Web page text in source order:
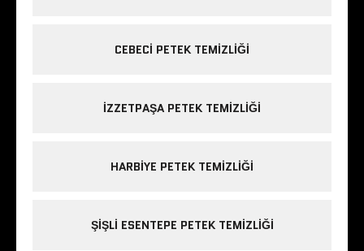
CEBECI PETEK TEMIZLIĞI
IZZETPAŞA PETEK TEMIZLIĞI
HARBIYE PETEK TEMIZLIĞI
ŞIŞLI ESENTEPE PETEK TEMIZLIĞI